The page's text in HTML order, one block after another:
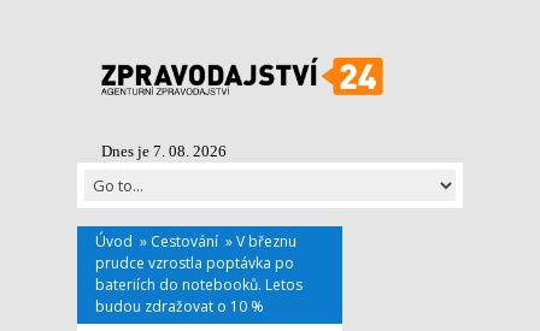
Dnes je 7. 08. 2026
Úvod » Cestování »V březnu
prudce vzrostla poptávka po
bateriích do notebooků. Letos
budou zdražovat o 10 %